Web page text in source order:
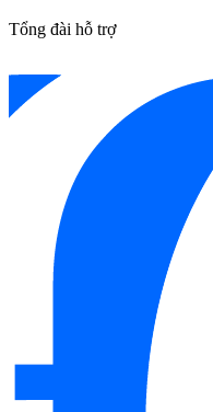
Tổng đài hỗ trợ